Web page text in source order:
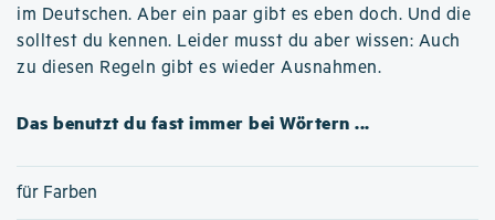
im Deutschen. Aber ein paar gibt es eben doch. Und die
solltest du kennen. Leider musst du aber wissen: Auch
zu diesen Regeln gibt es wieder Ausnahmen.
Das benutzt du fast immer bei Wörtern ...
für Farben